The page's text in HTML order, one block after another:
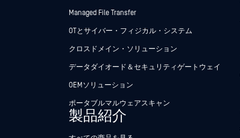
Managed File Transfer
OTとサイバー・フィジカル・システム
クロスドメイン・ソリューション
データダイオード＆セキュリティゲートウェイ
OEMソリューション
ポータブルマルウェアスキャン
製品紹介